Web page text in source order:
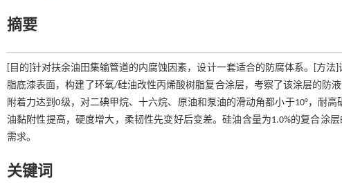
摘要
[目的]针对扶余油田集输管道的内腐蚀因素，设计一套适合的防腐体系。[方
脂底漆表面，构建了环氧/硅油改性丙烯酸树脂复合涂层，考察了该涂层的防
附着力达到0级，对二碘甲烷、十六烷、原油和泵油的滑动角都小于10°，耐
油黏附性提高，硬度增大，柔韧性先变好后变差。硅油含量为1.0%的复合涂
需求。
关键词